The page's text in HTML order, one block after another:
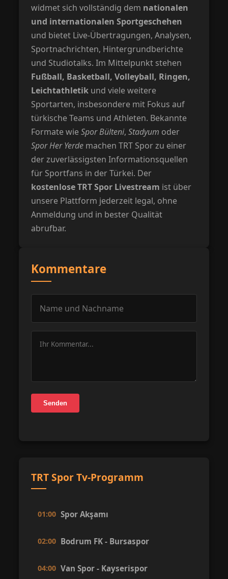
widmet sich vollständig dem nationalen
und internationalen Sportgeschehen
und bietet Live-Übertragungen, Analysen,
Sportnachrichten, Hintergrundberichte
und Studiotalks. Im Mittelpunkt stehen
Fußball, Basketball, Volleyball, Ringen,
Leichtathletik und viele weitere
Sportarten, insbesondere mit Fokus auf
türkische Teams und Athleten. Bekannte
Formate wieSpor Bülteni,Stadyum oder
Spor Her Yerde machen TRT Spor zu einer
der zuverlässigsten Informationsquellen
für Sportfans in der Türkei. Der
kostenlose TRT Spor Livestream ist über
unsere Plattform jederzeit legal, ohne
Anmeldung und in bester Qualität
abrufbar.
Kommentare
Senden
TRT Spor Tv-Programm
01:00 Spor Akşamı
02:00 Bodrum FK - Bursaspor
04:00 Van Spor - Kayserispor